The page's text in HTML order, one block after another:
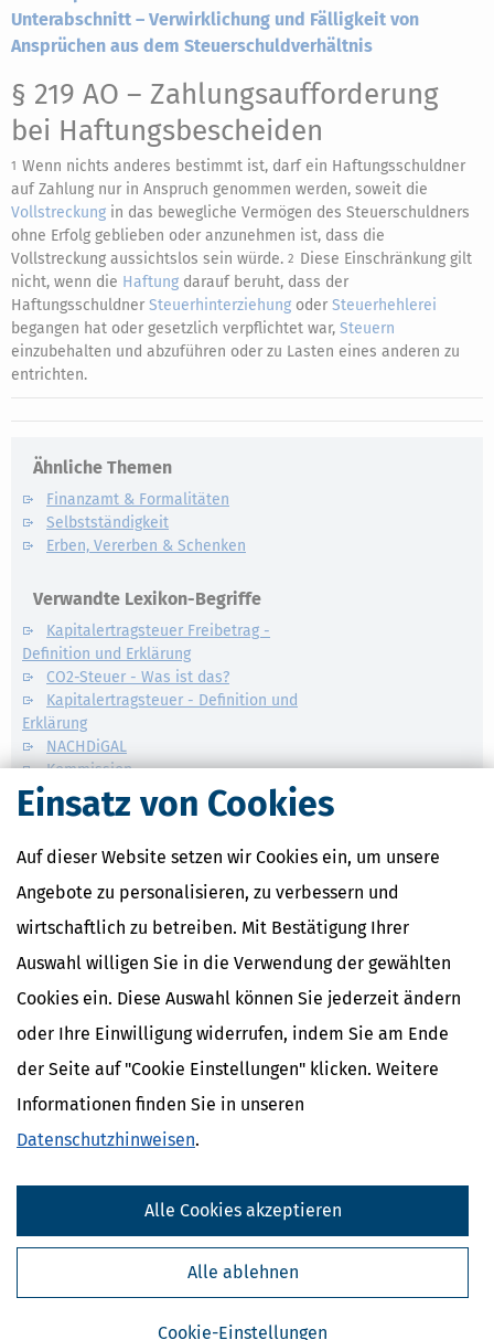
Einsatz von Cookies
Auf dieser Website setzen wir Cookies ein, um unsere
Angebote zu personalisieren, zu verbessern und
wirtschaftlich zu betreiben. Mit Bestätigung Ihrer
Auswahl willigen Sie in die Verwendung der gewählten
Cookies ein. Diese Auswahl können Sie jederzeit ändern
oder Ihre Einwilligung widerrufen, indem Sie am Ende
der Seite auf "Cookie Einstellungen" klicken. Weitere
Informationen finden Sie in unseren
Datenschutzhinweisen.
Cookie-Einstellungen
Alle ablehnen
Alle Cookies akzeptieren
Unterabschnitt – Verwirklichung und Fälligkeit von
Ansprüchen aus dem Steuerschuldverhältnis
§ 219 AO – Zahlungsaufforderung
bei Haftungsbescheiden
1 Wenn nichts anderes bestimmt ist, darf ein Haftungsschuldner
auf Zahlung nur in Anspruch genommen werden, soweit die
Vollstreckung in das bewegliche Vermögen des Steuerschuldners
ohne Erfolg geblieben oder anzunehmen ist, dass die
Vollstreckung aussichtslos sein würde. 2 Diese Einschränkung gilt
nicht, wenn die Haftung darauf beruht, dass der
Haftungsschuldner Steuerhinterziehung oder Steuerhehlerei
begangen hat oder gesetzlich verpflichtet war, Steuern
einzubehalten und abzuführen oder zu Lasten eines anderen zu
entrichten.
Ähnliche Themen
Finanzamt & Formalitäten
Selbstständigkeit
Erben, Vererben & Schenken
Verwandte Lexikon-Begriffe
Kapitalertragsteuer Freibetrag -
Definition und Erklärung
CO2-Steuer - Was ist das?
Kapitalertragsteuer - Definition und
Erklärung
NACHDiGAL
Kommission
Kostenlose Steuertipps & News
Steuertipps
Steuertipps Selbstständige
Geldtipps
Ja, ich möchte die kostenlosen Newsletter
von Steuertipps abonnieren. Die
Datenschutzhinweisehabe ich gelesen.
Abbestellung des Newsletters widerrufen.